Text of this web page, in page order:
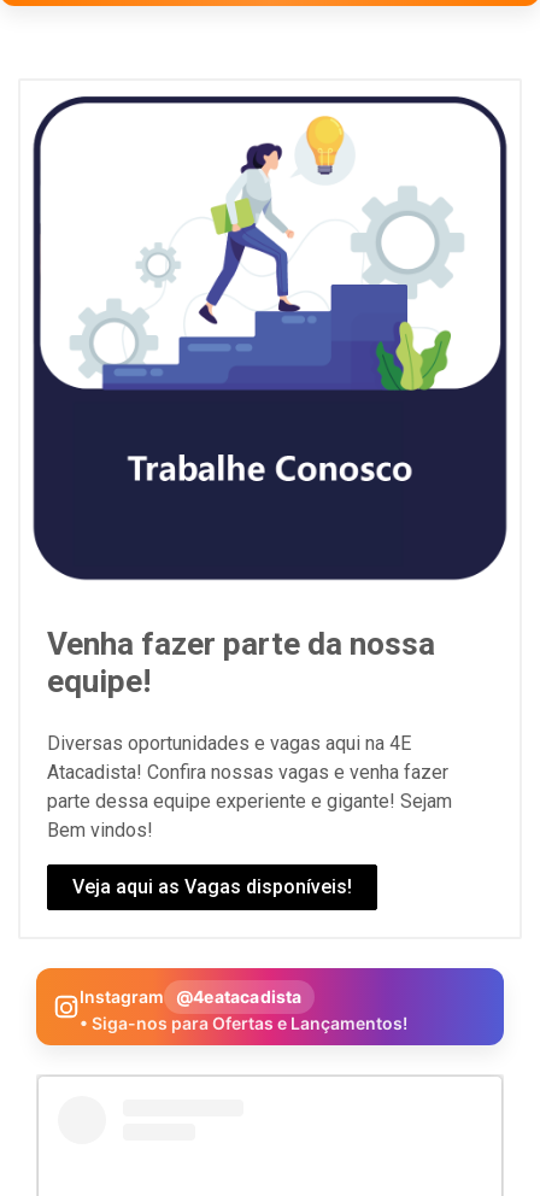
Venha fazer parte da nossa
equipe!
Diversas oportunidades e vagas aqui na 4E
Atacadista! Confira nossas vagas e venha fazer
parte dessa equipe experiente e gigante! Sejam
Bem vindos!
Veja aqui as Vagas disponíveis!
Instagram
@4eatacadista
• Siga-nos para Ofertas e Lançamentos!